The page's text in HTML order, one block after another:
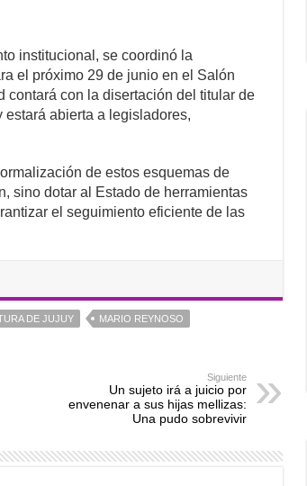
institucional, se coordinó la
el próximo 29 de junio en el Salón
contará con la disertación del titular de
estará abierta a legisladores,
de estos esquemas de
sino dotar al Estado de herramientas
el seguimiento eficiente de las
DE JUJUY
MARIO REYNOSO
Siguiente
Un sujeto irá a juicio por
envenenar a sus hijas mellizas:
Una pudo sobrevivir